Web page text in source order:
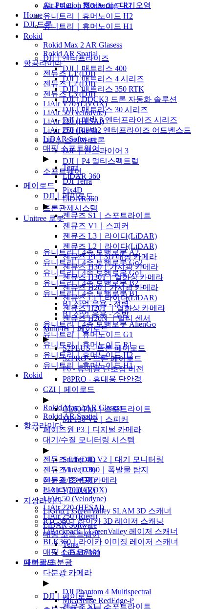
유니트리｜휴머노이드 R1
유니트리｜휴머노이드 H2
유니트리｜휴머노이드 H1
Rokid
Rokid Max 2 AR Glasess
Rokid AR Spatial
항공라이다
젠뮤즈 L1 (DJI)
젠뮤즈 L2 (DJI)
젠뮤즈 L3 (DJI)
LiAir V70 (LiVOX)
LiAir 50 (Velodyne)
LiAir 220 (HESAI)
LiAir 250 (Riegl)
LiDAR Software
매핑 소프트웨어
▶
Terra
LiDAR 360
페이로드
DJI｜페이로드
▶
젠뮤즈 S1｜스포트라이트
젠뮤즈 V1｜스피커
젠뮤즈 L3｜라이다(LiDAR)
젠뮤즈 L2｜라이다(LiDAR)
젠뮤즈 P1｜3D 매핑 카메라
젠뮤즈 H30｜가시광 카메라
젠뮤즈 H30T｜열화상 카메라
젠뮤즈 H20｜가시광 카메라
젠뮤즈 L1｜라이다(LiDAR)
젠뮤즈 H20T ｜열화상 카메라
젠뮤즈 H20N ｜멀티 센서
Multi4H｜페이로드
▶
S2PLUS - 드론 페이로드
S2PRO - 드론 페이로드
P6 - 휴대용 단초점 버전
P8PRO - 휴대용 단안경
CZI｜페이로드
▶
GL60 Plus｜스포트라이트
MP130 V2｜스피커
페이즈원 P3｜디지털 카메라
대기/수질 모니터링 시스템
▶
Sniffer 4D V2｜대기 모니터링
Muve C360｜폭발물 탐지
다분광/초분광 카메라
라이다(LiDAR)
지상라이다
LiGrip｜GreenValley SLAM 3D 스캐너
RTC360｜라이카 3D 레이저 스캐닝
LiBackpack｜GreenValley 레이저 스캐너
BLK360｜라이카 이미징 레이저 스캐너
매핑 소프트웨어
다분광/초분광
다분광 카메라
▶
DJI Phantom 4 Multispectral
MicaSense RedEdge-P
Air Polution Monitoring 대기오염
Home
DJI 드론
▶
DJI｜엔터프라이즈
DJI｜매트리스 400
DJI｜매트리스 4 시리즈
DJI｜매트리스 350 RTK
DJI｜DOCK3 드론 자동화 솔루션
DJI｜매트리스 30 시리즈
DJI｜매빅 3 엔터프라이즈 시리즈
DJI｜매빅2 엔터프라이즈 어드벤스드
DJI｜ 소비자 드론
DJI ｜인스파이어 3
DJI｜P4 멀티스펙트럴
소프트웨어
DJI Terra
Pix4D
LiDAR360
드론관제시스템
Unitree 로봇
유니트리｜4족 보행로봇 A2
유니트리｜4족 보행로봇 Go2
유니트리｜4족 보행로봇 Go1
유니트리｜4족 보행로봇 B2
유니트리｜4족 보행로봇 B1
B1 산업 응용 - 전력
B1 산업 응용 - 소방
유니트리｜4족 보행로봇 AlienGo
유니트리｜휴머노이드 G1
유니트리｜휴머노이드 R1
유니트리｜휴머노이드 H2
유니트리｜휴머노이드 H1
Rokid
Rokid Max 2 AR Glasess
Rokid AR Spatial
항공라이다
젠뮤즈 L1 (DJI)
젠뮤즈 L2 (DJI)
젠뮤즈 L3 (DJI)
LiAir V70 (LiVOX)
LiAir 50 (Velodyne)
LiAir 220 (HESAI)
LiAir 250 (Riegl)
LiDAR Software
매핑 소프트웨어
Terra
LiDAR 360
페이로드
▶
DJI｜페이로드
젠뮤즈 S1｜스포트라이트